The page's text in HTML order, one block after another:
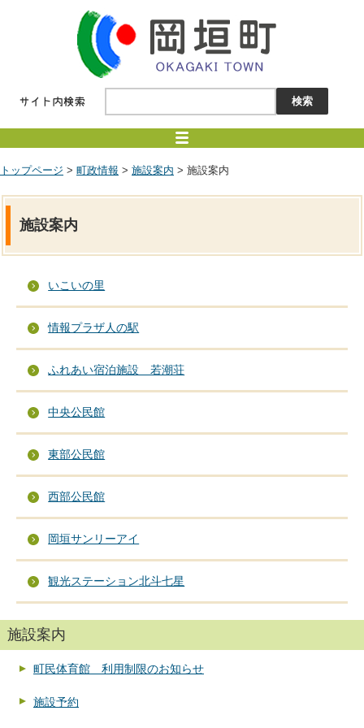
トップページ > 町政情報 > 施設案内 > 施設案内
施設案内
いこいの里
情報プラザ人の駅
ふれあい宿泊施設 若潮荘
中央公民館
東部公民館
西部公民館
岡垣サンリーアイ
観光ステーション北斗七星
施設案内
町民体育館 利用制限のお知らせ
施設予約